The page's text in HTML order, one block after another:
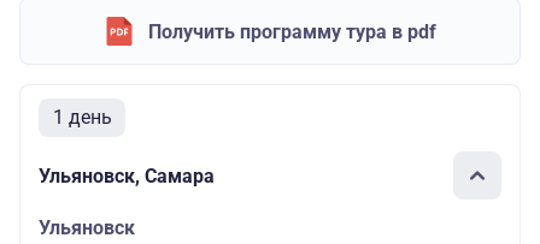
Получить программу тура в pdf
1 день
Ульяновск, Самара
Ульяновск